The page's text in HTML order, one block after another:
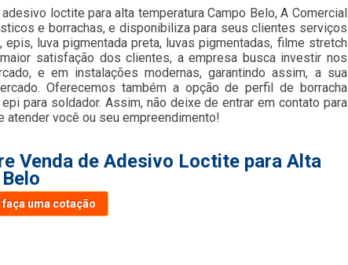
loctite para alta temperatura Campo Belo, A Comercial
e borrachas, e disponibiliza para seus clientes serviços
epis, luva pigmentada preta, luvas pigmentadas, filme stretch
satisfação dos clientes, a empresa busca investir nos
e em instalações modernas, garantindo assim, a sua
Oferecemos também a opção de perfil de borracha
para soldador. Assim, não deixe de entrar em contato para
atender você ou seu empreendimento!
Venda de Adesivo Loctite para Alta
faça uma cotação